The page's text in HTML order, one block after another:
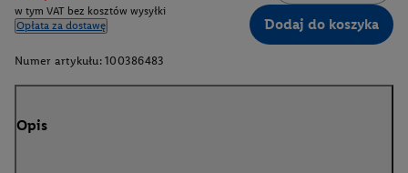
w tym VAT bez kosztów wysyłki
Opłata za dostawę
Dodaj do koszyka
Numer artykułu: 100386483
Opis